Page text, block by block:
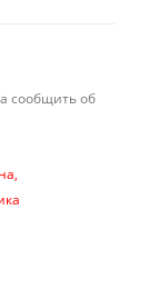
сообщить об